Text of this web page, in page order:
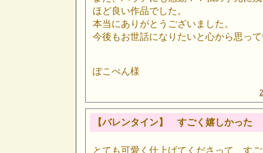
ほど良い作品でした。
本当にありがとうございました。
今後もお世話になりたいと心から思っ
ぽこぺん様
【バレンタイン】 すごく嬉しかった
とても可愛く仕上げてくださって、す